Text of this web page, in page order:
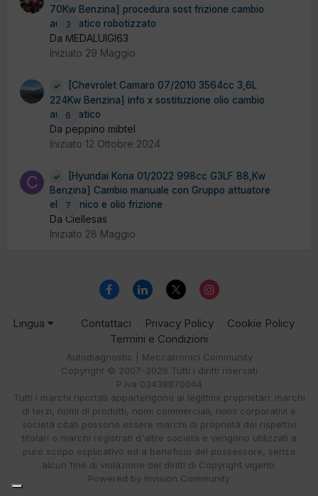
3
70Kw Benzina] procedura sost frizione cambio
automatico robotizzato
Da MEDALUIGI63
Iniziato 29 Maggio
6
[Chevrolet Camaro 07/2010 3564cc 3,6L
224Kw Benzina] info x sostituzione olio cambio
automatico
Da peppino mibtel
Iniziato 12 Ottobre 2024
7
[Hyundai Kona 01/2022 998cc G3LF 88,Kw
Benzina] Cambio manuale con Gruppo attuatore
elettronico e olio frizione
Da Ciellesas
Iniziato 28 Maggio
Lingua Contattaci Privacy Policy
Cookie Policy
Termini e Condizioni
Autodiagnostic | Meccatronici Community
Copyright © 2007-2026 Tutti i diritti riservati
P.iva 03438870044
Tutti i marchi riportati appartengono ai legittimi proprietari; marchi
di terzi, nomi di prodotti, nomi commerciali, nomi corporativi e
società citati possono essere marchi di proprietà dei rispettivi
titolari o marchi registrati d'altre società e vengono utilizzati a
puro scopo esplicativo ed a beneficio del possessore, senza
alcun fine di violazione dei diritti di Copyright vigenti.
Powered by Invision Community